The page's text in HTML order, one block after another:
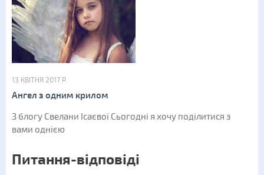
13 КВІТНЯ 2017 Р.
Ангел з одним крилом
З блогу Свелани Ісаєвої Сьогодні я хочу поділитися з
вами однією
Питання-відповіді